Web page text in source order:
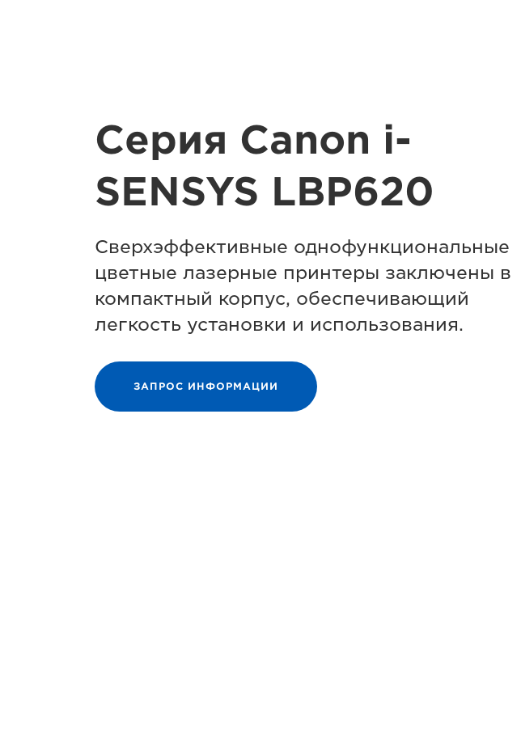
Серия Canon i-
SENSYS LBP620
Сверхэффективные однофункциональные
цветные лазерные принтеры заключены в
компактный корпус, обеспечивающий
легкость установки и использования.
ЗАПРОС ИНФОРМАЦИИ